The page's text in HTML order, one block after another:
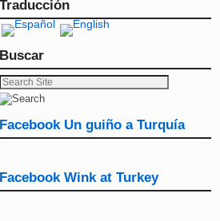
Traducción
Buscar
Facebook Un guiño a Turquía
Facebook Wink at Turkey